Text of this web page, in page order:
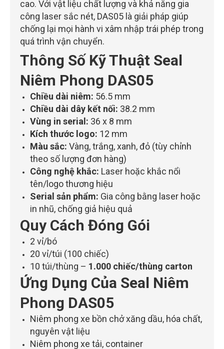
cao. Với vật liệu chất lượng và khả năng gia
công laser sắc nét, DAS05 là giải pháp giúp
chống lại mọi hành vi xâm nhập trái phép trong
quá trình vận chuyển.
Thông Số Kỹ Thuật Seal
Niêm Phong DAS05
Chiều dài niêm: 56.5 mm
Chiều dài dây kết nối: 38.2 mm
Vùng in serial: 36 x 8 mm
Kích thước logo: 12 mm
Màu sắc: Vàng, trắng, xanh, đỏ (tùy chỉnh
theo số lượng đơn hàng)
Công nghệ khắc: Laser hoặc khắc nổi
tên/logo thương hiệu
Serial sản phẩm: Gia công bằng laser hoặc
in nhũ, chống giả hiệu quả
Quy Cách Đóng Gói
2 vỉ/bó
20 vỉ/túi (100 chiếc)
10 túi/thùng – 1.000 chiếc/thùng carton
Ứng Dụng Của Seal Niêm
Phong DAS05
Niêm phong xe bồn chở xăng dầu, hóa chất,
nguyên vật liệu
Niêm phong xe tải, container